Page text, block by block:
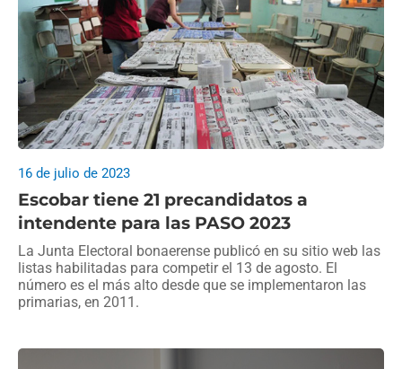
Escobar tiene 21 precandidatos a
intendente para las PASO 2023
16 de julio de 2023
La Junta Electoral bonaerense publicó en su sitio web las
listas habilitadas para competir el 13 de agosto. El
número es el más alto desde que se implementaron las
primarias, en 2011.